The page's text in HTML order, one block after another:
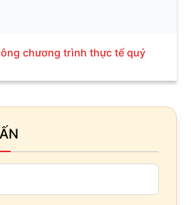
chương trình thực tế quý